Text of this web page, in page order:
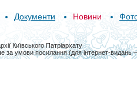
Документи Новини
Київського Патріархату
за умови посилання (для інтернет-видань